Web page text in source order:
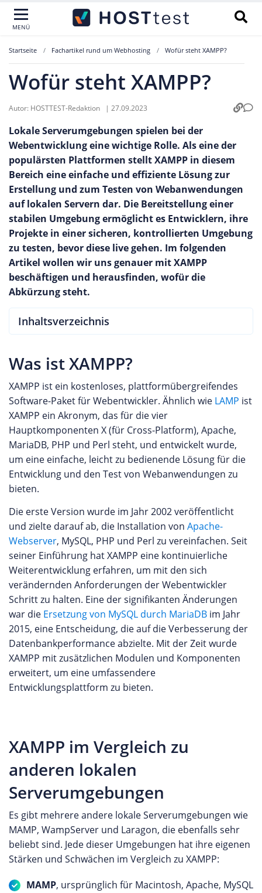
MENÜ
Startseite Fachartikel rund um Webhosting Wofür steht XAMPP?
Wofür steht XAMPP?
Autor: HOSTTEST-Redaktion | 27.09.2023
Lokale Serverumgebungen spielen bei der
Webentwicklung eine wichtige Rolle. Als eine der
populärsten Plattformen stellt XAMPP in diesem
Bereich eine einfache und effiziente Lösung zur
Erstellung und zum Testen von Webanwendungen
auf lokalen Servern dar. Die Bereitstellung einer
stabilen Umgebung ermöglicht es Entwicklern, ihre
Projekte in einer sicheren, kontrollierten Umgebung
zu testen, bevor diese live gehen. Im folgenden
Artikel wollen wir uns genauer mit XAMPP
beschäftigen und herausfinden, wofür die
Abkürzung steht.
Inhaltsverzeichnis
Was ist XAMPP?
XAMPP ist ein kostenloses, plattformübergreifendes
Software-Paket für Webentwickler. Ähnlich wie LAMP ist
XAMPP ein Akronym, das für die vier
Hauptkomponenten X (für Cross-Platform), Apache,
MariaDB, PHP und Perl steht, und entwickelt wurde,
um eine einfache, leicht zu bedienende Lösung für die
Entwicklung und den Test von Webanwendungen zu
bieten.
Die erste Version wurde im Jahr 2002 veröffentlicht
und zielte darauf ab, die Installation von Apache-
Webserver, MySQL, PHP und Perl zu vereinfachen. Seit
seiner Einführung hat XAMPP eine kontinuierliche
Weiterentwicklung erfahren, um mit den sich
verändernden Anforderungen der Webentwickler
Schritt zu halten. Eine der signifikanten Änderungen
war die Ersetzung von MySQL durch MariaDB im Jahr
2015, eine Entscheidung, die auf die Verbesserung der
Datenbankperformance abzielte. Mit der Zeit wurde
XAMPP mit zusätzlichen Modulen und Komponenten
erweitert, um eine umfassendere
Entwicklungsplattform zu bieten.
XAMPP im Vergleich zu
anderen lokalen
Serverumgebungen
Es gibt mehrere andere lokale Serverumgebungen wie
MAMP, WampServer und Laragon, die ebenfalls sehr
beliebt sind. Jede dieser Umgebungen hat ihre eigenen
Stärken und Schwächen im Vergleich zu XAMPP:
MAMP, ursprünglich für Macintosh, Apache, MySQL